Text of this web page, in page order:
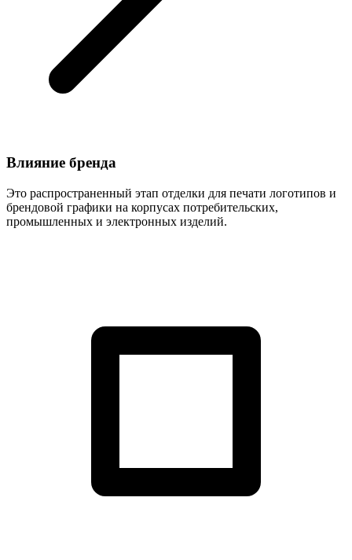
Влияние бренда
Это распространенный этап отделки для печати логотипов и
брендовой графики на корпусах потребительских,
промышленных и электронных изделий.